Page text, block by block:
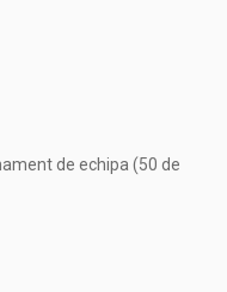
de echipa (50 de